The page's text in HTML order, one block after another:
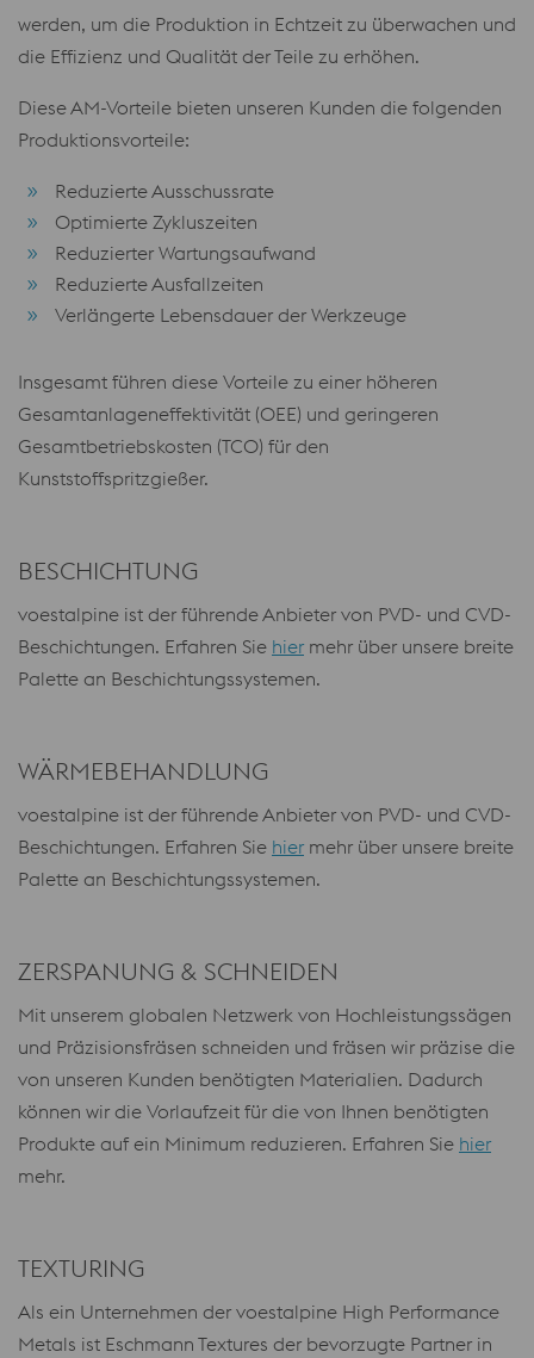
werden, um die Produktion in Echtzeit zu überwachen und
die Effizienz und Qualität der Teile zu erhöhen.
Diese AM-Vorteile bieten unseren Kunden die folgenden
Produktionsvorteile:
Reduzierte Ausschussrate
Optimierte Zykluszeiten
Reduzierter Wartungsaufwand
Reduzierte Ausfallzeiten
Verlängerte Lebensdauer der Werkzeuge
Insgesamt führen diese Vorteile zu einer höheren
Gesamtanlageneffektivität (OEE) und geringeren
Gesamtbetriebskosten (TCO) für den
Kunststoffspritzgießer.
BESCHICHTUNG
voestalpine ist der führende Anbieter von PVD- und CVD-
Beschichtungen. Erfahren Sie hier mehr über unsere breite
Palette an Beschichtungssystemen.
WÄRMEBEHANDLUNG
voestalpine ist der führende Anbieter von PVD- und CVD-
Beschichtungen. Erfahren Sie hier mehr über unsere breite
Palette an Beschichtungssystemen.
ZERSPANUNG & SCHNEIDEN
Mit unserem globalen Netzwerk von Hochleistungssägen
und Präzisionsfräsen schneiden und fräsen wir präzise die
von unseren Kunden benötigten Materialien. Dadurch
können wir die Vorlaufzeit für die von Ihnen benötigten
Produkte auf ein Minimum reduzieren. Erfahren Sie hier
mehr.
TEXTURING
Als ein Unternehmen der voestalpine High Performance
Metals ist Eschmann Textures der bevorzugte Partner in